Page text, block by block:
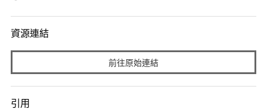
資源連結
前往原始連結
引用